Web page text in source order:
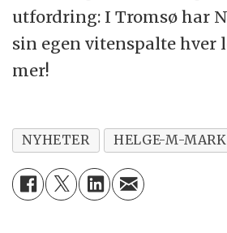
utfordring: I Tromsø har
sin egen vitenspalte hver
mer!
NYHETER HELGE-M-